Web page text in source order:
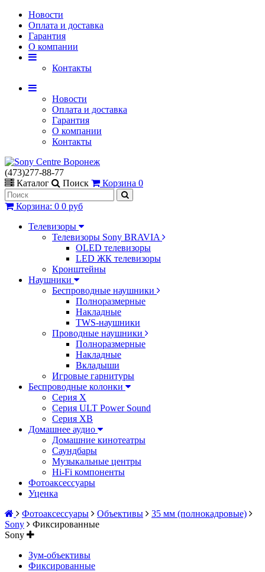
Новости
Оплата и доставка
Гарантия
О компании
Контакты
Новости
Оплата и доставка
Гарантия
О компании
Контакты
(473)277-88-77
Каталог
Поиск Корзина 0
Корзина: 0 0 руб
Телевизоры
Телевизоры Sony BRAVIA
OLED телевизоры
LED ЖК телевизоры
Кронштейны
Наушники
Беспроводные наушники
Полноразмерные
Накладные
TWS-наушники
Проводные наушники
Полноразмерные
Накладные
Вкладыши
Игровые гарнитуры
Беспроводные колонки
Серия X
Серия ULT Power Sound
Серия XB
Домашнее аудио
Домашние кинотеатры
Саундбары
Музыкальные центры
Hi-Fi компоненты
Фотоаксессуары
Уценка
Фотоаксессуары
Объективы
35 мм (полнокадровые)
Sony
Фиксированные
Sony
Зум-объективы
Фиксированные